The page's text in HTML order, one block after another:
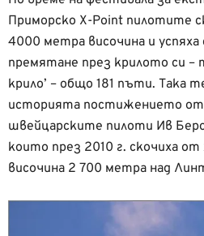
Приморско X-Point пилотите
4000 метра височина и
премятане през крилото си –
крило’ – общо 181 пъти. Така
историята постижението от
швейцарските пилоти Ив
които през 2010 г. скочиха
височина 2 700 метра над